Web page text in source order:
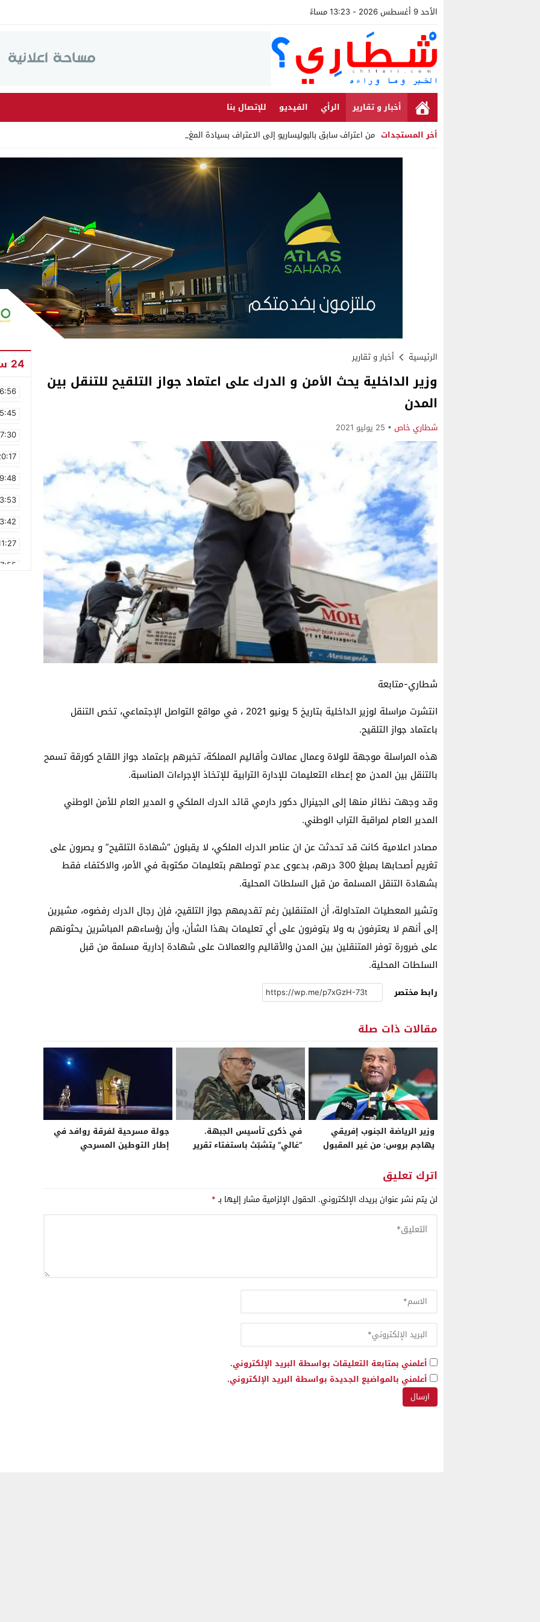
الأحد 9 أغسطس 2026 - 13:23 مساءً
أخبار و تقارير الرأي الفيديو
للإتصال بنا
أخر المستجدات من اعتراف سابق بالبوليساريو إلى الاعتراف بسيادة المغرب على الص_
Stop
الرئيسية أخبار و تقارير
وزير الداخلية يحث الأمن و الدرك على اعتماد جواز التلقيح للتنقل بين
المدن
شطاري خاص 25 يوليو 2021
شطاري-متابعة
انتشرت مراسلة لوزير الداخلية بتاريخ 5 يونيو 2021 ، في مواقع التواصل الإجتماعي، تخص التنقل
باعتماد جواز التلقيح.
هذه المراسلة موجهة للولاة وعمال عمالات وأقاليم المملكة، تخبرهم بإعتماد جواز اللقاح كورقة تسمح
بالتنقل بين المدن مع إعطاء التعليمات للإدارة الترابية للإتخاذ الإجراءات المناسبة.
وقد وجهت نظائر منها إلى الجينرال دكور دارمي قائد الدرك الملكي و المدير العام للأمن الوطني
المدير العام لمراقبة التراب الوطني.
مصادر اعلامية كانت قد تحدثت عن ان عناصر الدرك الملكي، لا يقبلون “شهادة التلقيح” و يصرون على
تغريم أصحابها بمبلغ 300 درهم، بدعوى عدم توصلهم بتعليمات مكتوبة في الأمر، والاكتفاء فقط
بشهادة التنقل المسلمة من قبل السلطات المحلية.
وتشير المعطيات المتداولة، أن المتنقلين رغم تقديمهم جواز التلقيح، فإن رجال الدرك رفضوه، مشيرين
إلى أنهم لا يعترفون به ولا يتوفرون على أي تعليمات بهذا الشأن، وأن رؤساءهم المباشرين يحثونهم
على ضرورة توفر المتنقلين بين المدن والأقاليم والعمالات على شهادة إدارية مسلمة من قبل
السلطات المحلية.
رابط مختصر
مقالات ذات صلة
وزير الرياضة الجنوب إفريقي
يهاجم بروس: من غير المقبول
والمغرب أثبت للعالم قدرة
إفريقيا على احتضان تظاهرات
كبرى
في ذكرى تأسيس الجبهة.
“غالي” يتشبّث باستفتاء تقرير
جولة مسرحية لفرقة روافد في
إطار التوطين المسرحي
اترك تعليق
لن يتم نشر عنوان بريدك الإلكتروني. الحقول الإلزامية مشار إليها بـ*
أعلمني بمتابعة التعليقات بواسطة البريد الإلكتروني.
أعلمني بالمواضيع الجديدة بواسطة البريد الإلكتروني.
24 ساعة